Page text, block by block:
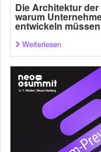
Die Architektur
warum
entwickeln müssen
Weiterlesen